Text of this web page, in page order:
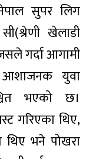
सुपर लिग
खेलाडी
गर्दा आगामी
युवा
भएको छ।
गरिएका थिए,
भने पोखरा